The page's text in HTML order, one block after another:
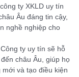
ty XKLD uy tín
Âu đáng tin cậy,
nghề nghiệp cho
ty uy tín sẽ hỗ
châu Âu, giúp họ
và tạo điều kiện